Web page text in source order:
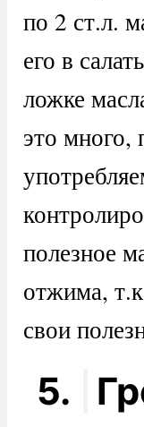
по 2 ст.л.
его в
ложке
это много,
полезное
отжима,
свои
5.